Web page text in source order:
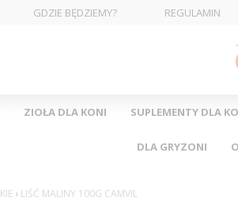
GDZIE BĘDZIEMY? REGULAMIN
ZIOŁA DLA KONI SUPLEMENTY DLA
DLA GRYZONI
› LIŚĆ MALINY 100G CAMVIL